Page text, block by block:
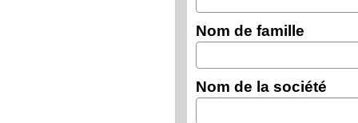
Nom de famille
Nom de la société